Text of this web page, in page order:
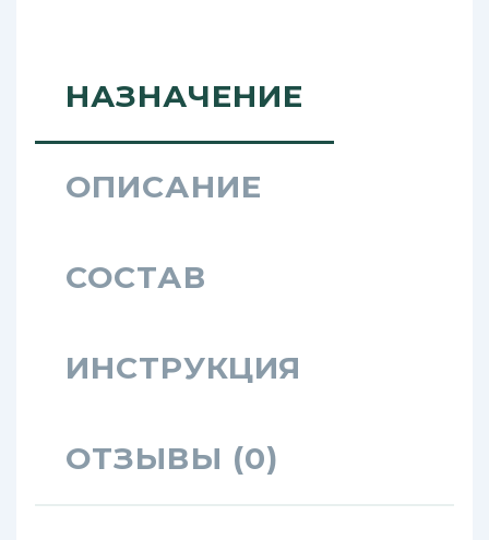
НАЗНАЧЕНИЕ
ОПИСАНИЕ
СОСТАВ
ИНСТРУКЦИЯ
ОТЗЫВЫ (0)